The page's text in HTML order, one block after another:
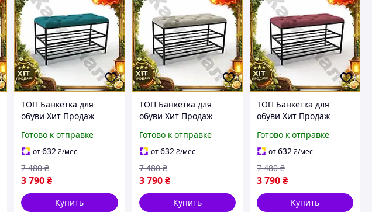
ТОП Банкетка для
обуви Хит Продаж
см с полками стильная
мебель для прихожей и
гостин TOP100
Готово к отправке
от632₴/мес
3 790₴
7 480 ₴
Купить
ТОП Банкетка для
обуви Хит Продаж
полками для прихожей
и гостиной стильная
мебель TOP100
Готово к отправке
от632 ₴/мес
3 790 ₴
7 480 ₴
Купить
ТОП Банкетка для
обуви Хит Продаж
полками для прихожей
и гостиной мебель для
хран TOP100
Готово к отправке
от632₴/мес
3 790₴
7 480 ₴
Купить